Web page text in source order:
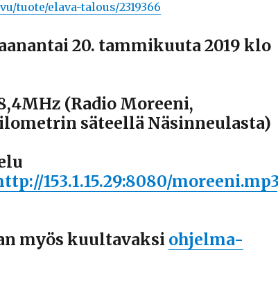
tuote/elava-talous/2319366
20. tammikuuta 2019 klo
(Radio Moreeni,
säteellä Näsinneulasta)
153.1.15.29:8080/moreeni.mp3
myös kuultavaksi ohjelma-